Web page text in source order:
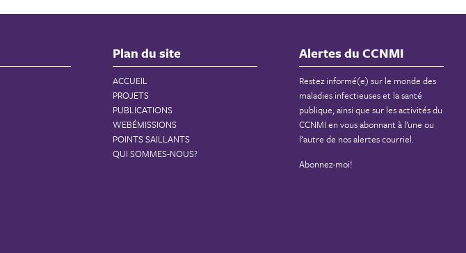
Plan du site
ACCUEIL
PROJETS
PUBLICATIONS
WEBÉMISSIONS
POINTS SAILLANTS
QUI SOMMES-NOUS?
Alertes du CCNMI
Restez informé(e) sur le monde des
maladies infectieuses et la santé
publique, ainsi que sur les activités du
CCNMI en vous abonnant à l’une ou
l’autre de nos alertes courriel.
Abonnez-moi!